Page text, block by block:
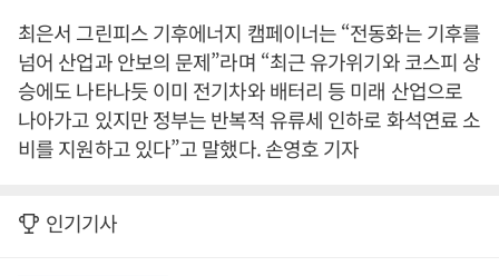
최은서 그린피스 기후에너지 캠페이너는 “전동화는 기후를
넘어 산업과 안보의 문제”라며 “최근 유가위기와 코스피 상
승에도 나타나듯 이미 전기차와 배터리 등 미래 산업으로
나아가고 있지만 정부는 반복적 유류세 인하로 화석연료 소
비를 지원하고 있다”고 말했다. 손영호 기자
인기기사